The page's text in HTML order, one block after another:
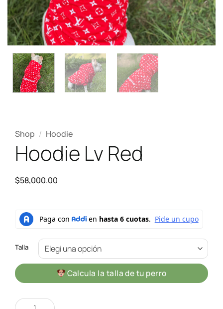
Shop / Hoodie
Hoodie Lv Red
$58,000.00
Talla
Calcula la talla de tu perro
Hoodie Lv Red cantidad